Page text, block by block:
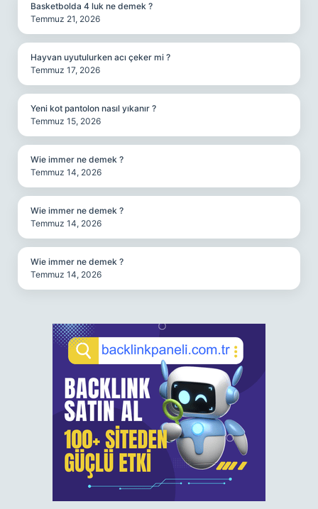
Basketbolda 4 luk ne demek ?
Temmuz 21, 2026
Hayvan uyutulurken acı çeker mi ?
Temmuz 17, 2026
Yeni kot pantolon nasıl yıkanır ?
Temmuz 15, 2026
Wie immer ne demek ?
Temmuz 14, 2026
Wie immer ne demek ?
Temmuz 14, 2026
Wie immer ne demek ?
Temmuz 14, 2026